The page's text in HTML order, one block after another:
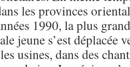
les provinces
1990, la plus
jeune s’est déplacée
usines, dans des